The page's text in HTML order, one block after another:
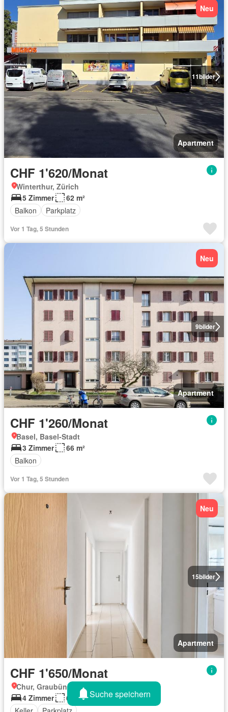
11bilder
Neu
Apartment
CHF 1'620/Monat
Winterthur, Zürich
5 Zimmer
62 m²
Balkon
Parkplatz
Vor 1 Tag, 5 Stunden
9bilder
Neu
Apartment
CHF 1'260/Monat
Basel, Basel-Stadt
3 Zimmer
66 m²
Balkon
Vor 1 Tag, 5 Stunden
15bilder
Neu
Apartment
CHF 1'650/Monat
Chur, Graubünden
4 Zimmer
68 m² Suche speichern